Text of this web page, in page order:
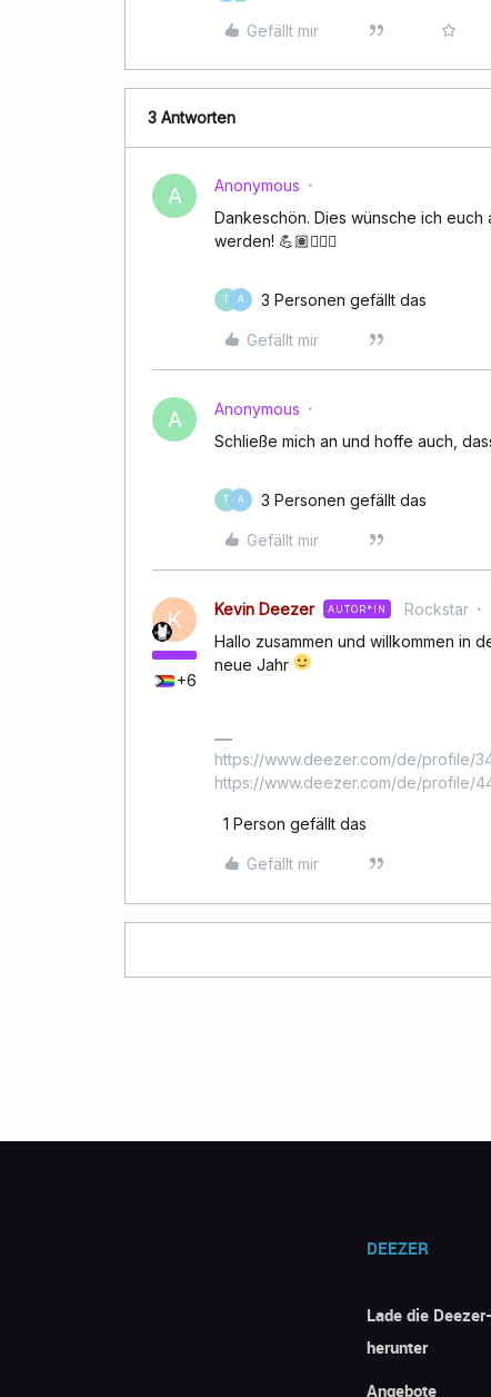
Gefällt mir
3 Antworten
A Anonymous
Dankeschön. Dies wünsche ich
werden! 💪🏽💁🏽‍♂️
T A 3 Personen gefällt das
Gefällt mir
A Anonymous
Schließe mich an und hoffe auch,
T A 3 Personen gefällt das
Gefällt mir
K
+6
Kevin Deezer AUTOR*IN Rockstar
Hallo zusammen und willkommen in
neue Jahr
https://www.deezer.com/de/profile/
https://www.deezer.com/de/profile/
1 Person gefällt das
Gefällt mir
DEEZER
Lade die
herunter
Angebote